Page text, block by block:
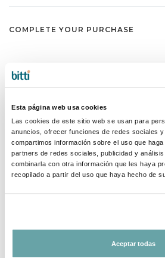
Esta página web usa cookies
Las cookies de este sitio web se usan para
anuncios, ofrecer funciones de redes sociales y
compartimos información sobre el uso que
partners de redes sociales, publicidad y
combinarla con otra información que les haya
recopilado a partir del uso que haya hecho de
Aceptar todas
COMPLETE YOUR PURCHASE